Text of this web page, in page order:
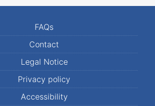
FAQs
Contact
Legal Notice
Privacy policy
Accessibility